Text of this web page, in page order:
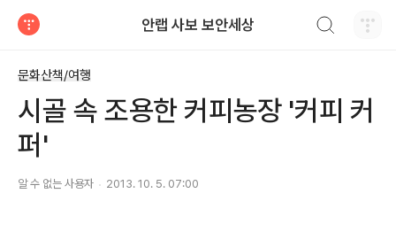
안랩 사보 보안세상
문화산책/여행
시골 속 조용한 커피농장 '커피 커
퍼'
알 수 없는 사용자 2013. 10. 5. 07:00